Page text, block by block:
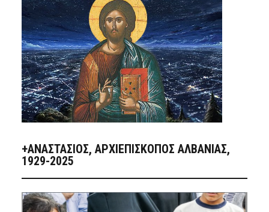
+ΑΝΑΣΤΆΣΙΟΣ, ΑΡΧΙΕΠΊΣΚΟΠΟΣ ΑΛΒΑΝΊΑΣ,
1929-2025